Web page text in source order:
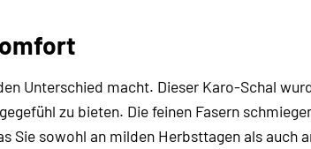
Unterschied macht. Dieser Karo-Schal
zu bieten. Die feinen Fasern
Sie sowohl an milden Herbsttagen als auch